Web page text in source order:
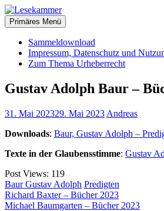
Zum
Inhalt
springen
Lesekammer
christliche Bücher zum kostenlosen
Primäres Menü
Sammeldownload
Impressum, Datenschutz und
Zum Thema Urheberrecht
Gustav Adolph Baur –
31. Mai 202329. Mai 2023 Andreas
Downloads: Baur, Gustav Adolph –
Texte in der Glaubensstimme: Gustav
Post Views: 119
Baur Gustav Adolph Predigten
Beitragsnavigation
Richard Baxter – Bücher 2023
Michael Baumgarten – Bücher 2023